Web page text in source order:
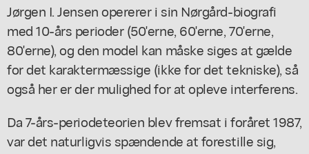
Jørgen I. Jensen opererer i sin Nørgård-biografi
med 10-års perioder (50'erne, 60'erne, 70'erne,
80'erne), og den model kan måske siges at gælde
for det karaktermæssige (ikke for det tekniske), så
også her er der mulighed for at opleve interferens.
Da 7-års-periodeteorien blev fremsat i foråret 1987,
var det naturligvis spændende at forestille sig,